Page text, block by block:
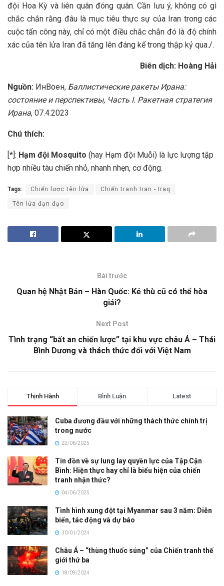
đội Hoa Kỳ và liên quân đóng quân. Cần lưu ý, không có gì
chắc chắn rằng đâu là mục tiêu thực sự của Iran trong các
cuộc tấn công này, chỉ có một điều chắc chắn đó là độ chính
xác của tên lửa Iran đã tăng lên đáng kể trong thập kỷ qua./.
Biên dịch: Hoàng Hải
Nguồn: ИнВоен, Баллистические ракеты Ирана:
состояние и перспективы, Часть I. Ракетная стратегия
Ирана, 07.4.2023
Chú thích:
[*]: Hạm đội Mosquito (hay Hạm đội Muỗi) là lực lượng tập
hợp nhiều tàu chiến nhỏ, nhanh nhẹn, cơ động.
Tags: Chiến lược tên lửa Chiến tranh Iran - Iraq
Tên lửa đạn đạo
Bài trước
Quan hệ Nhật Bản – Hàn Quốc: Kẻ thù cũ có thể hòa
giải?
Next Post
Tình trạng “bất an chiến lược” tại khu vực châu Á – Thái
Bình Dương và thách thức đối với Việt Nam
Thịnh Hành Bình Luận Latest
Cuba đương đầu với những thách thức chính trị
trong nước
22/06/2025
Tin đồn về sự lung lay quyền lực của Tập Cận
Bình: Hiện thực hay chỉ là biểu hiện của chiến
tranh nhận thức?
04/06/2025
Tình hình xung đột tại Myanmar sau 3 năm: Diễn
biến, tác động và dự báo
30/01/2024
Châu Á – “thùng thuốc súng” của Chiến tranh thế
giới thứ ba
18/09/2024